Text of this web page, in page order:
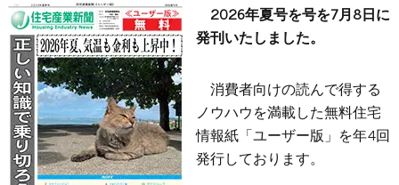
2026年夏号を号を7月8日に
発刊いたしました。
消費者向けの読んで得する
ノウハウを満載した無料住宅
情報紙「ユーザー版」を年4回
発行しております。